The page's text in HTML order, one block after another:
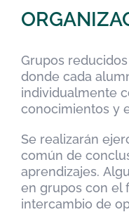
Grupos
donde cada
individualmente
conocimientos y
Se realizarán
común de
aprendizajes.
en grupos con el
intercambio de